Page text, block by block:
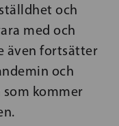
och
med och
även fortsätter
och
kommer